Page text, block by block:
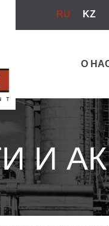
RU KZ
О
И